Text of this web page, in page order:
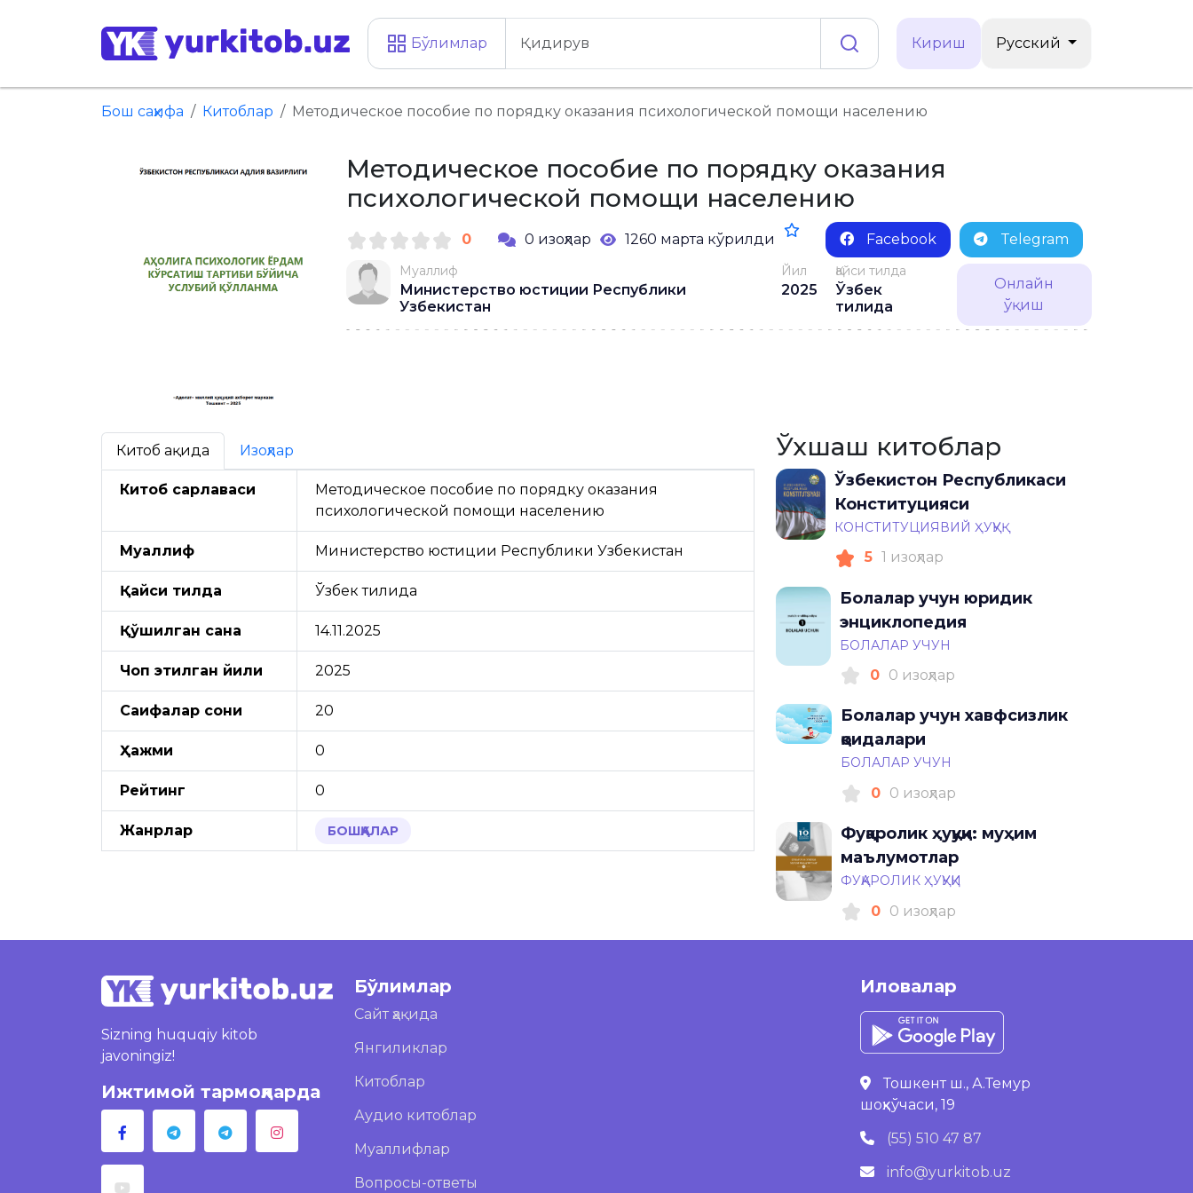
Бўлимлар Кириш Русский
Бош саҳифа Китоблар Методическое пособие по порядку оказания психологической помощи населению
Методическое пособие по порядку оказания
психологической помощи населению
0 0 изоҳлар 1260 марта кўрилди Facebook Telegram
Муаллиф
Министерство юстиции Республики
Узбекистан
Йил
2025
Қайси тилда
Ўзбек
тилида
Онлайн
ўқиш
Китоб ҳақида Изоҳлар
Китоб сарлавҳаси
Методическое пособие по порядку оказания
психологической помощи населению
Муаллиф Министерство юстиции Республики Узбекистан
Қайси тилда Ўзбек тилида
Қўшилган сана 14.11.2025
Чоп этилган йили 2025
Саҳифалар сони 20
Ҳажми 0
Рейтинг 0
Жанрлар БОШҚАЛАР
Ўхшаш китоблар
Ўзбекистон Республикаси
Конституцияси
КОНСТИТУЦИЯВИЙ ҲУҚУҚ
5 1 изоҳлар
Болалар учун юридик
энциклопедия
БОЛАЛАР УЧУН
0 0 изоҳлар
Болалар учун хавфсизлик
қоидалари
БОЛАЛАР УЧУН
0 0 изоҳлар
Фуқаролик ҳуқуқи: муҳим
маълумотлар
ФУҚАРОЛИК ҲУҚУҚИ
0 0 изоҳлар
Sizning huquqiy kitob
javoningiz!
Ижтимой тармоқларда
Бўлимлар
Сайт ҳақида
Янгиликлар
Китоблар
Аудио китоблар
Муаллифлар
Вопросы-ответы
Иловалар
Тошкент ш., А.Темур
шоҳкўчаси, 19
(55) 510 47 87
info@yurkitob.uz